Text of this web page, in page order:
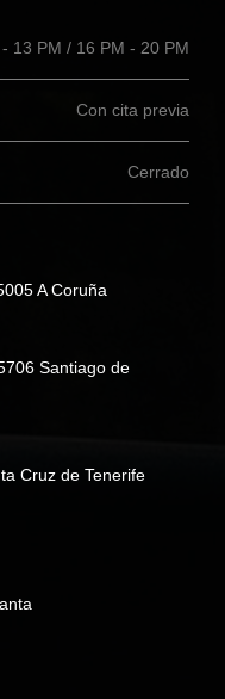
13 PM / 16 PM - 20 PM
Con cita previa
Cerrado
A Coruña
Santiago de
Cruz de Tenerife